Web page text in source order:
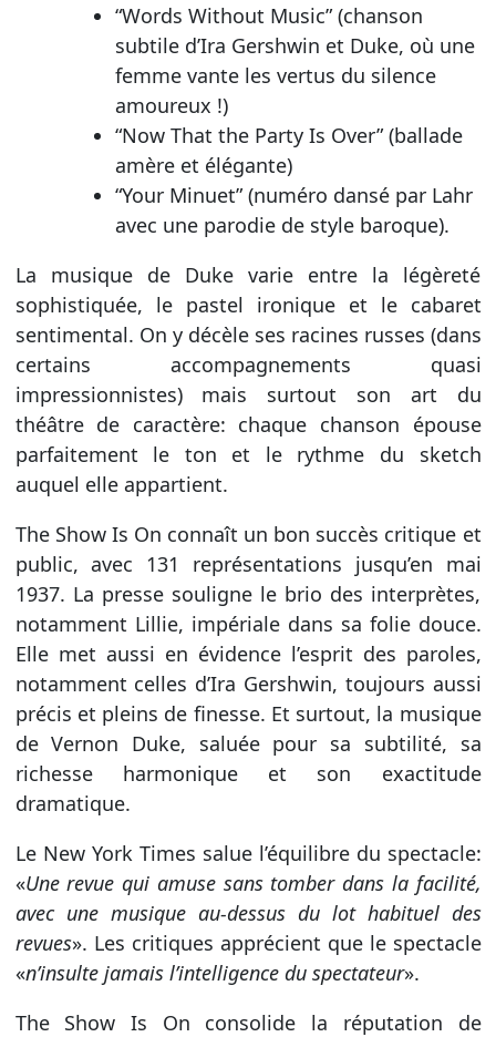
“Words Without Music” (chanson
subtile d’Ira Gershwin et Duke, où une
femme vante les vertus du silence
amoureux !)
“Now That the Party Is Over” (ballade
amère et élégante)
“Your Minuet” (numéro dansé par Lahr
avec une parodie de style baroque).
La musique de Duke varie entre la légèreté
sophistiquée, le pastel ironique et le cabaret
sentimental. On y décèle ses racines russes (dans
certains accompagnements quasi
impressionnistes) mais surtout son art du
théâtre de caractère: chaque chanson épouse
parfaitement le ton et le rythme du sketch
auquel elle appartient.
The Show Is On connaît un bon succès critique et
public, avec 131 représentations jusqu’en mai
1937. La presse souligne le brio des interprètes,
notamment Lillie, impériale dans sa folie douce.
Elle met aussi en évidence l’esprit des paroles,
notamment celles d’Ira Gershwin, toujours aussi
précis et pleins de finesse. Et surtout, la musique
de Vernon Duke, saluée pour sa subtilité, sa
richesse harmonique et son exactitude
dramatique.
Le New York Times salue l’équilibre du spectacle:
«Une revue qui amuse sans tomber dans la facilité,
avec une musique au-dessus du lot habituel des
revues». Les critiques apprécient que le spectacle
«n’insulte jamais l’intelligence du spectateur».
The Show Is On consolide la réputation de